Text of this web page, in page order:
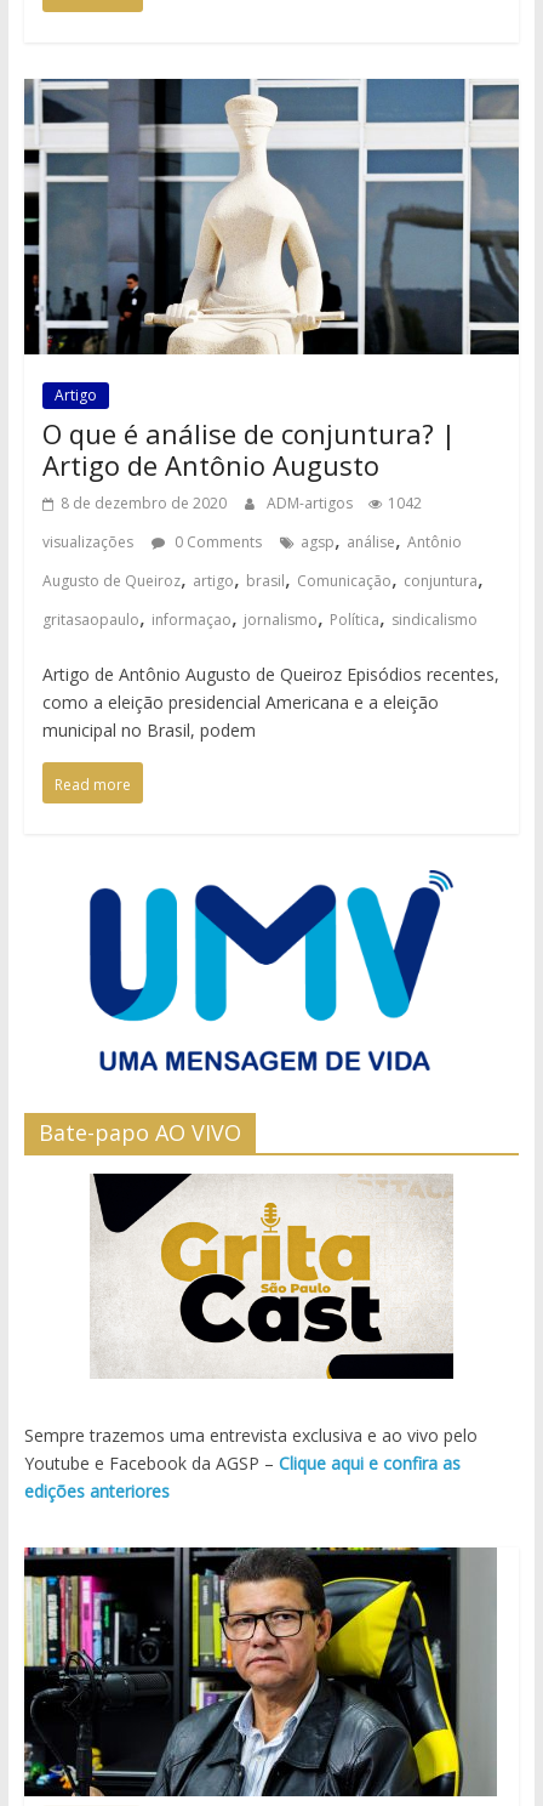
Artigo
O que é análise de conjuntura? |
Artigo de Antônio Augusto
8 de dezembro de 2020 ADM-artigos
1042
visualizações
0 Comments agsp, análise, Antônio
Augusto de Queiroz, artigo, brasil, Comunicação, conjuntura,
gritasaopaulo, informaçao, jornalismo, Política, sindicalismo
Artigo de Antônio Augusto de Queiroz Episódios recentes,
como a eleição presidencial Americana e a eleição
municipal no Brasil, podem
Read more
Bate-papo AO VIVO
Sempre trazemos uma entrevista exclusiva e ao vivo pelo
Youtube e Facebook da AGSP – Clique aqui e confira as
edições anteriores